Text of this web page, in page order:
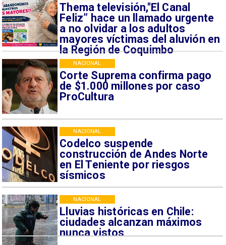
Thema televisión,"El Canal
Feliz” hace un llamado urgente
a no olvidar a los adultos
mayores víctimas del aluvión en
la Región de Coquimbo
Corte Suprema confirma pago
de $1.000 millones por caso
ProCultura
NACIONAL
Codelco suspende
construcción de Andes Norte
en El Teniente por riesgos
sísmicos
NACIONAL
Lluvias históricas en Chile:
ciudades alcanzan máximos
nunca vistos
NACIONAL